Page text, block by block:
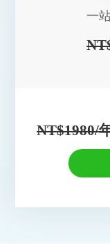
一
NT$1980/